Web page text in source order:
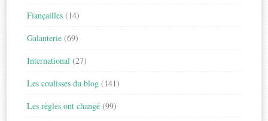
Fiançailles (14)
Galanterie (69)
International (27)
Les coulisses du blog (141)
Les règles ont changé (99)